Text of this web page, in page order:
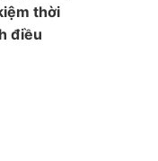
thời
điều